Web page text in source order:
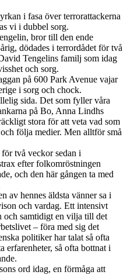
i fasa över terrorattackerna
vi i dubbel sorg.
bror till den ende
dödades i terrordådet för två
Tengelins familj som idag
och sorg.
på 600 Park Avenue vajar
i sorg och chock.
sida. Det som fyller våra
på Bo, Anna Lindhs
stora för att veta vad som
följa medier. Men alltför små
två veckor sedan i
efter folkomröstningen
och den här gången ta med
av hennes äldsta vänner sa i
och vardag. Ett intensivt
och samtidigt en vilja till det
– föra med sig det
politiker har talat så ofta
erfarenheter, så ofta bottnat i
ord idag, en förmåga att